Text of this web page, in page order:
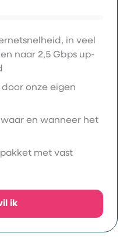
in veel
naar 2,5 Gbps up-
onze eigen
waar en wanneer het
met vast
ik